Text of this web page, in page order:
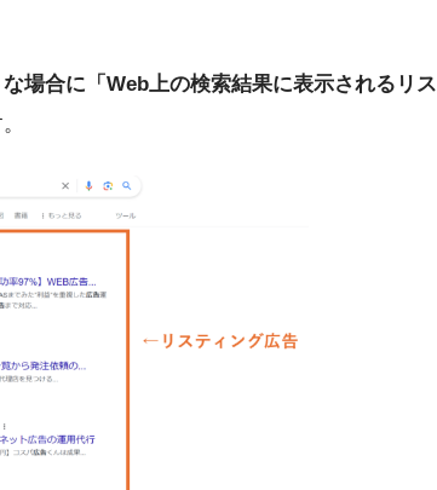
場合に「Web上の検索結果に表示されるリス